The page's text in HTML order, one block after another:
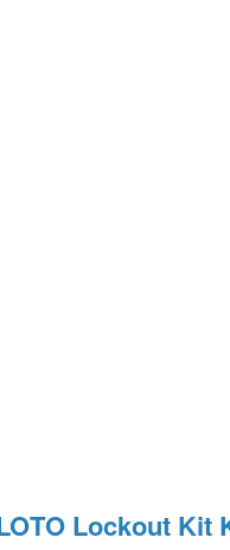
Lockout Kit